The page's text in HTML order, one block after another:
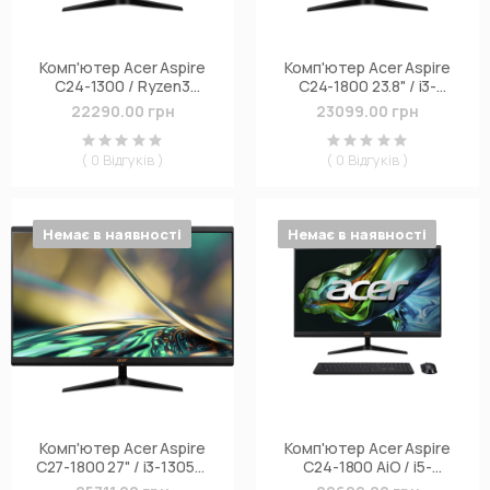
Комп'ютер Acer Aspire
C24-1300 / Ryzen3
7320U (DQ.BKRME.00C)
22290.00 грн
( 0 Відгуків )
Комп'ютер Acer Aspire
C24-1800 23.8" / i3-
1305U, 8GB, F512GB,
WiFi, кл+м
(DQ.BLFME.00R)
23099.00 грн
( 0 Відгуків )
Немає в наявності
Комп'ютер Acer Aspire
C27-1800 27" / i3-1305U,
8GB, F512GB, WiFi, кл+м
Немає в наявності
Комп'ютер Acer Aspire
C24-1800 AiO / i5-
12450H, 16, F1024, кл+м